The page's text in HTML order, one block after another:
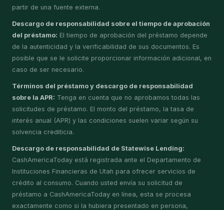
partir de una fuente externa.
Descargo de responsabilidad sobre el tiempo de aprobación
del préstamo: El tiempo de aprobación del préstamo depende
de la autenticidad y la verificabilidad de sus documentos. Es
posible que se le solicite proporcionar información adicional, en
caso de ser necesario.
Términos del préstamo y descargo de responsabilidad
sobre la APR: Tenga en cuenta que no aprobamos todas las
solicitudes de préstamo. El monto del préstamo, la tasa de
interés anual (APR) y las condiciones suelen variar según su
solvencia crediticia.
Descargo de responsabilidad de Statewise Lending:
CashAmericaToday está registrada ante el Departamento de
Instituciones Financieras de Utah para ofrecer servicios de
crédito al consumo. Cuando usted envía su solicitud de
préstamo a CashAmericaToday en línea, esta se procesa
exactamente como si la hubiera presentado en persona,